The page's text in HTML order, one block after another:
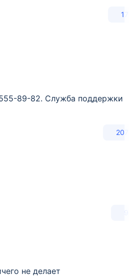
17
89-82. Служба поддержки
207
не делает